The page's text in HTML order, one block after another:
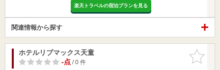
楽天トラベルの宿泊プランを見る
関連情報から探す
お気に入
りに追加
ホテルリブマックス天童
-点/ 0 件